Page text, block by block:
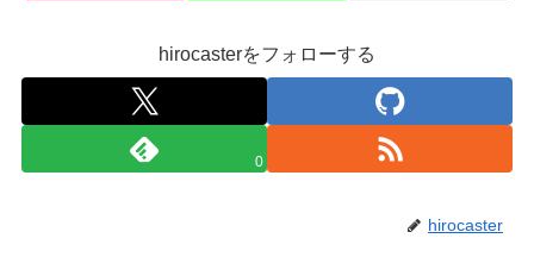
hirocasterをフォローする
0
hirocaster